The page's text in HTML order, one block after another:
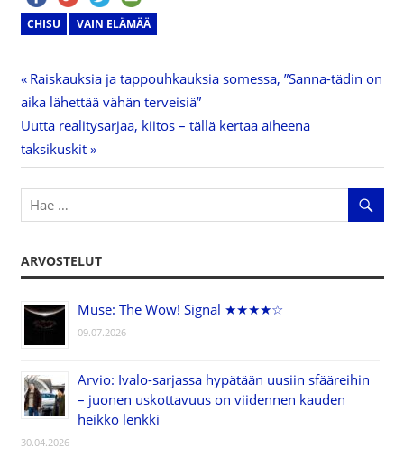
CHISU VAIN ELÄMÄÄ
Artikkelien
selaus
Previous
Post:
Raiskauksia ja tappouhkauksia somessa, ”Sanna-tädin on
aika lähettää vähän terveisiä”
Next
Post:
Uutta realitysarjaa, kiitos – tällä kertaa aiheena
taksikuskit
ARVOSTELUT
Muse: The Wow! Signal ★★★★☆
09.07.2026
Arvio: Ivalo-sarjassa hypätään uusiin sfääreihin
– juonen uskottavuus on viidennen kauden
heikko lenkki
30.04.2026